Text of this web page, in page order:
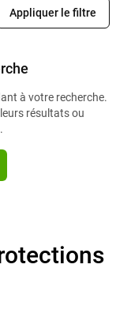
Appliquer le filtre
à votre recherche.
résultats ou